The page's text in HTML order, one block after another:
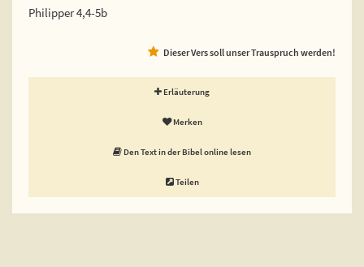
Philipper 4,4-5b
Dieser Vers soll unser Trauspruch werden!
Erläuterung
Merken
Den Text in der Bibel online lesen
Teilen